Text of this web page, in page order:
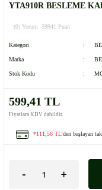
YTA910R BESLEME
(0) Yorum -59941 Puan
Kategori
Marka
Stok Kodu
599,41 TL
Fiyatlara KDV dahildir.
*111,56 TL'den başlayan